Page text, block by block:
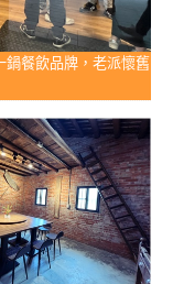
鍋餐飲品牌，老派懷舊